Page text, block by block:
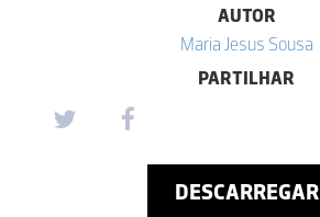
AUTOR
Maria Jesus Sousa
PARTILHAR
DESCARREGAR